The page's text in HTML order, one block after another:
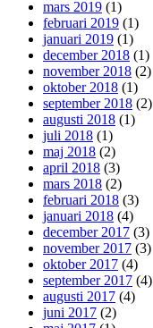
mars 2019 (1)
februari 2019 (1)
januari 2019 (1)
december 2018 (1)
november 2018 (2)
oktober 2018 (1)
september 2018 (2)
augusti 2018 (1)
juli 2018 (1)
maj 2018 (2)
april 2018 (3)
mars 2018 (2)
februari 2018 (3)
januari 2018 (4)
december 2017 (3)
november 2017 (3)
oktober 2017 (4)
september 2017 (4)
augusti 2017 (4)
juni 2017 (2)